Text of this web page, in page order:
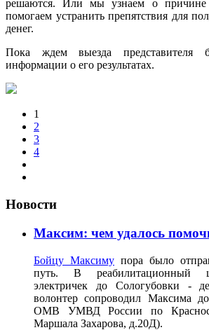
решаются. Или мы узнаем о
помогаем устранить препятствия для
денег.
Пока ждем выезда
информации о его результатах.
1
2
3
4
Новости
Максим: чем удалось
Бойцу Максиму пора было
путь. В реабилитационный
электричек до Сологубовки -
волонтер сопроводил Максима
ОМВ УМВД России по
Маршала Захарова, д.20Д).